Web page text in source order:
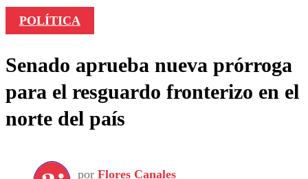
POLÍTICA
Senado aprueba nueva prórroga
para el resguardo fronterizo en el
norte del país
por Flores Canales